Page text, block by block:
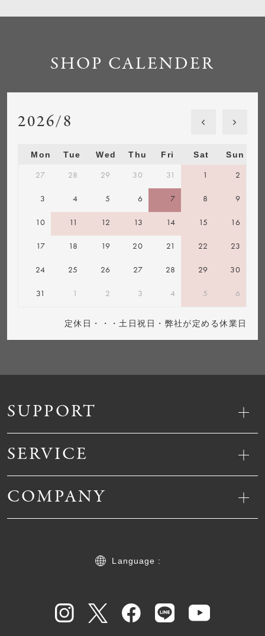
SUPPORT
SERVICE
COMPANY
Language :
SHOP CALENDER
2026/8
Mon Tue Wed Thu Fri Sat Sun
27 28 29 30 31 1 2
3 4 5 6 7 8 9
10 11 12 13 14 15 16
17 18 19 20 21 22 23
24 25 26 27 28 29 30
31 1 2 3 4 5 6
定休日・・・土日祝日・弊社が定める休業日